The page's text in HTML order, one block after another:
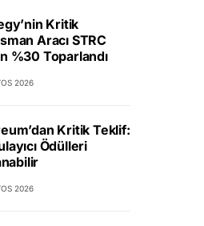
Kritik
Aracı STRC
%30 Toparlandı
2026
Kritik Teklif:
Ödülleri
2026